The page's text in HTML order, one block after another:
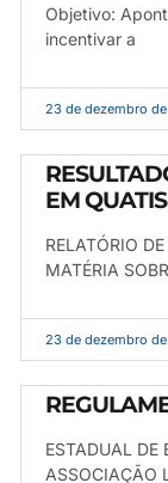
Objetivo:
incentivar a
23 de dezembro de
EM QUATIS
RELATÓRIO
MATÉRIA
23 de dezembro de
ESTADUAL DE
ASSOCIAÇÃO